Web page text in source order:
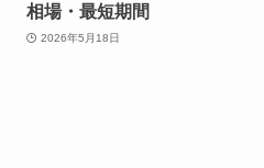
相場・最短期間
2026年5月18日